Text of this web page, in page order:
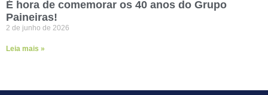
É hora de comemorar os 40 anos do Grupo
Paineiras!
2 de junho de 2026
Leia mais »